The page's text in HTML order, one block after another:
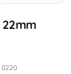
0220